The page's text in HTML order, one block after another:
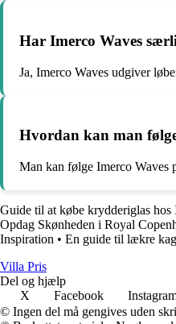
Har Imerco Waves
Ja, Imerco Waves udgiver
Hvordan kan man
Man kan følge Imerco Waves
Guide til at købe krydderiglas hos
Opdag Skønheden i Royal
Inspiration • En guide til lækre
Villa Pris
Del og hjælp
X
Facebook
© Ingen del må gengives uden